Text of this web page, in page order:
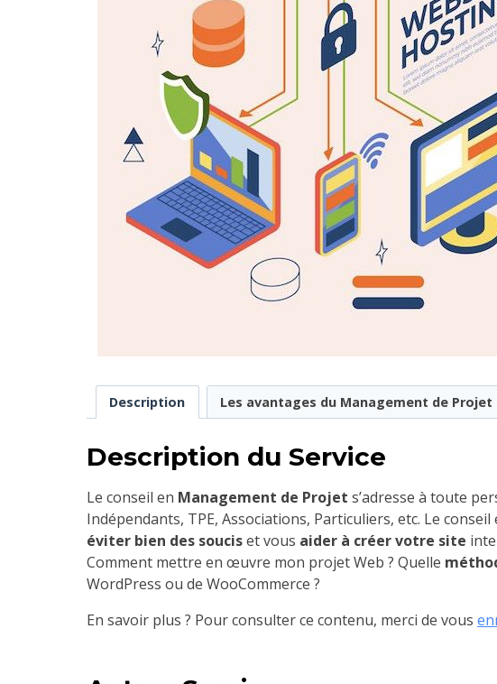
Description Les avantages du Management de Projet
Description du Service
Le conseil en Management de Projet s’adresse à toute
Indépendants, TPE, Associations, Particuliers, etc. Le
éviter bien des souciset vous aider à créer votre site
Comment mettre en œuvre mon projet Web ? Quelle
WordPress ou de WooCommerce ?
En savoir plus ? Pour consulter ce contenu, merci de vous